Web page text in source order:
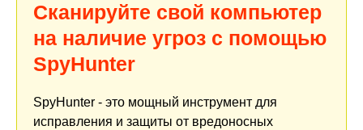
Сканируйте свой компьютер
на наличие угроз с помощью
SpyHunter
SpyHunter - это мощный инструмент для
исправления и защиты от вредоносных